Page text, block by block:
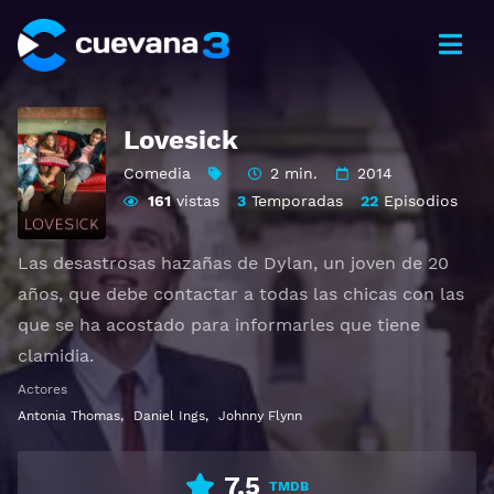
Lovesick
Comedia 2 min.
2014
161vistas 3 Temporadas 22 Episodios
Las desastrosas hazañas de Dylan, un joven de 20
años, que debe contactar a todas las chicas con las
que se ha acostado para informarles que tiene
clamidia.
Ver Lovesick Gratis HD 1080p 720p | Idioma español
latino, subtitulado, castellano
Actores
Antonia Thomas, Daniel Ings, Johnny Flynn
7.5 TMDB